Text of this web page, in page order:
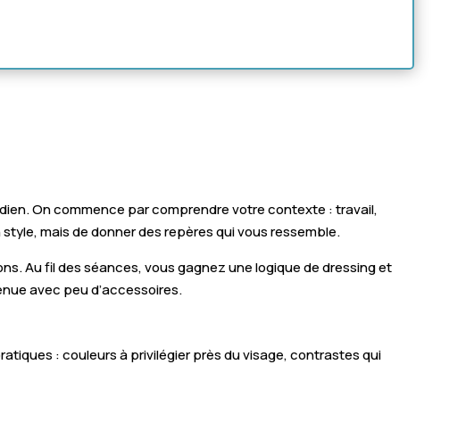
On commence par comprendre votre contexte : travail,
mais de donner des repères qui vous ressemble.
Au fil des séances, vous gagnez une logique de dressing et
avec peu d’accessoires.
: couleurs à privilégier près du visage, contrastes qui